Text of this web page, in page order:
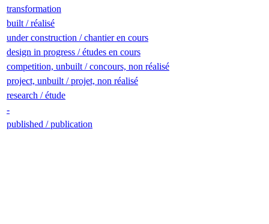
transformation
built / réalisé
under construction / chantier en cours
design in progress / études en cours
competition, unbuilt / concours, non réalisé
project, unbuilt / projet, non réalisé
research / étude
-
published / publication